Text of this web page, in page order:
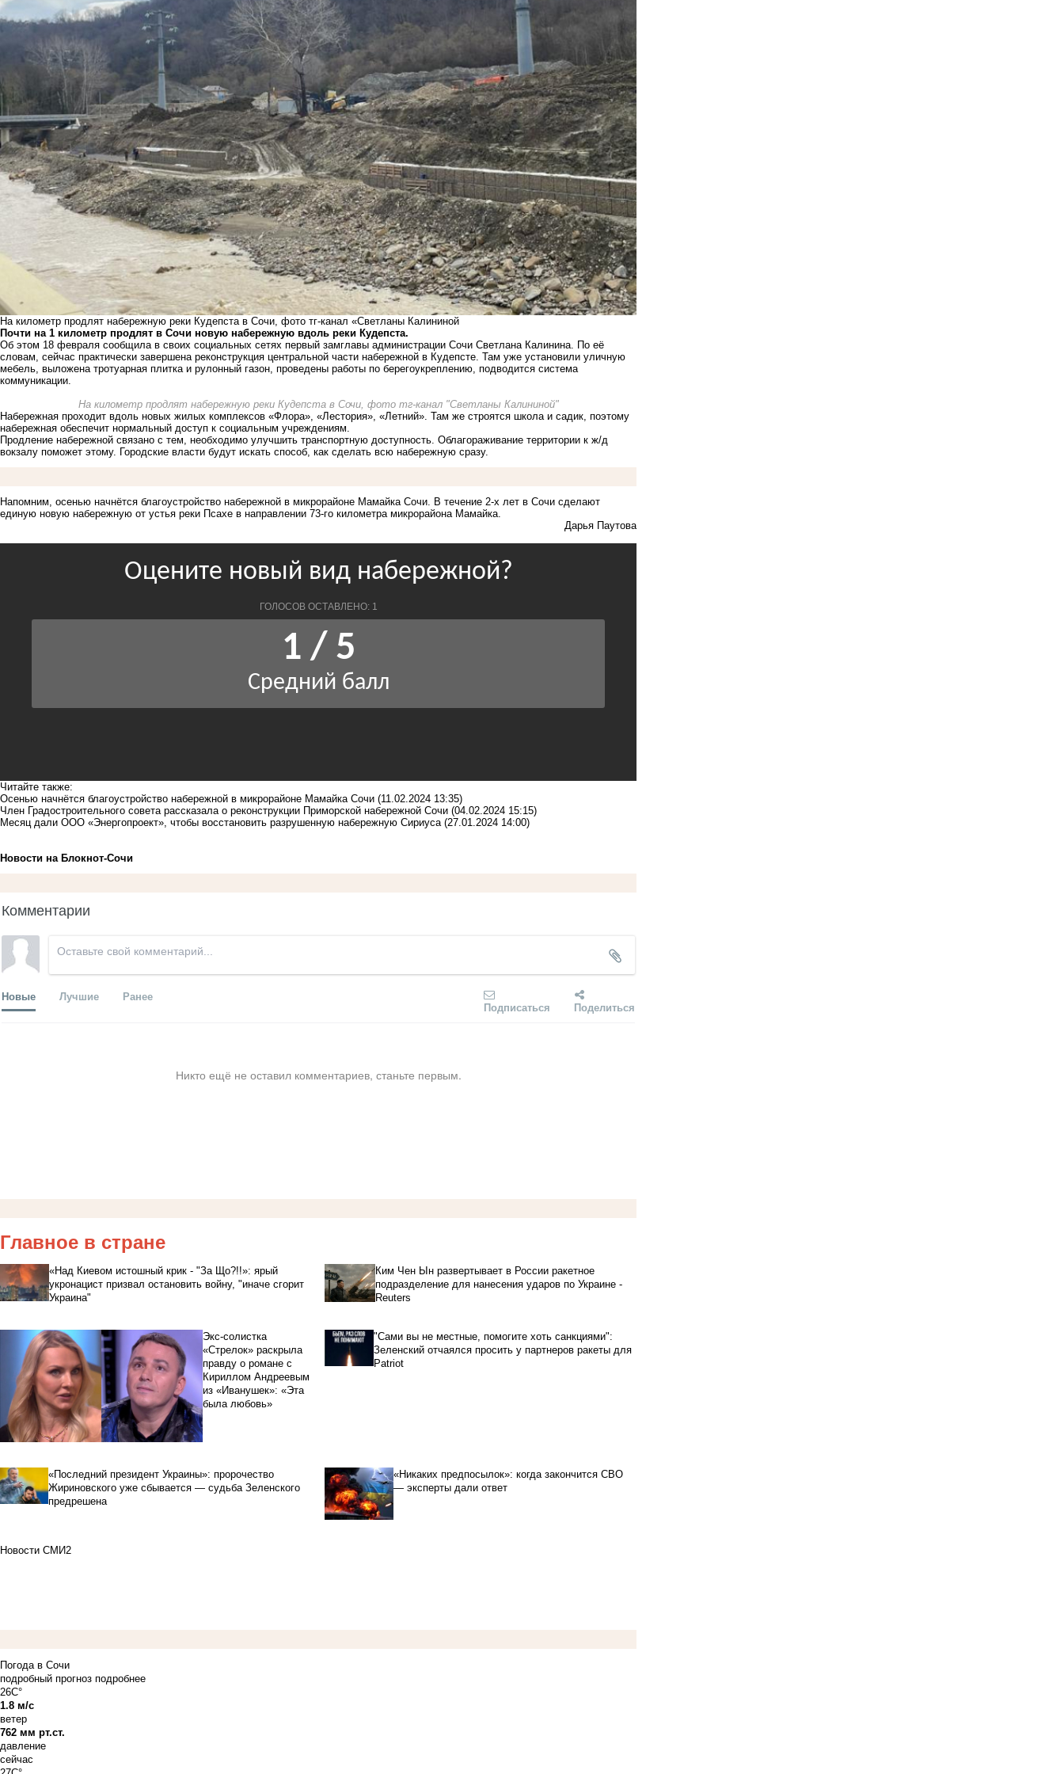
На километр продлят набережную реки Кудепста в Сочи, фото тг-канал «Светланы Калининой
Почти на 1 километр продлят в Сочи новую набережную вдоль реки Кудепста.
Об этом 18 февраля сообщила в своих социальных сетях первый замглавы администрации Сочи Светлана Калинина. По её
словам, сейчас практически завершена реконструкция центральной части набережной в Кудепсте. Там уже установили уличную
мебель, выложена тротуарная плитка и рулонный газон, проведены работы по берегоукреплению, подводится система
коммуникации.
На километр продлят набережную реки Кудепста в Сочи, фото тг-канал "Светланы Калининой"
Набережная проходит вдоль новых жилых комплексов «Флора», «Лестория», «Летний». Там же строятся школа и садик, поэтому
набережная обеспечит нормальный доступ к социальным учреждениям.
Продление набережной связано с тем, необходимо улучшить транспортную доступность. Облагораживание территории к ж/д
вокзалу поможет этому. Городские власти будут искать способ, как сделать всю набережную сразу.
Напомним, осенью начнётся благоустройство набережной в микрорайоне Мамайка Сочи. В течение 2-х лет в Сочи сделают
единую новую набережную от устья реки Псахе в направлении 73-го километра микрорайона Мамайка.
Дарья Паутова
Читайте также:
Осенью начнётся благоустройство набережной в микрорайоне Мамайка Сочи (11.02.2024 13:35)
Член Градостроительного совета рассказала о реконструкции Приморской набережной Сочи (04.02.2024 15:15)
Месяц дали ООО «Энергопроект», чтобы восстановить разрушенную набережную Сириуса (27.01.2024 14:00)
Новости на Блoкнoт-Сочи
Комментарии
Новые Лучшие Ранее
Подписаться Поделиться
Никто ещё не оставил комментариев, станьте первым.
Главное в стране
«Над Киевом истошный крик - "За Що?!!»: ярый
укронацист призвал остановить войну, "иначе сгорит
Украина"
Ким Чен Ын развертывает в России ракетное
подразделение для нанесения ударов по Украине -
Reuters
Экс-солистка
«Стрелок» раскрыла
правду о романе с
Кириллом Андреевым
из «Иванушек»: «Эта
была любовь»
"Сами вы не местные, помогите хоть санкциями":
Зеленский отчаялся просить у партнеров ракеты для
Patriot
«Последний президент Украины»: пророчество
Жириновского уже сбывается — судьба Зеленского
предрешена
«Никаких предпосылок»: когда закончится СВО
— эксперты дали ответ
Новости СМИ2
Погода в Сочи
подробный прогноз подробнее
26C°
1.8 м/с
ветер
762 мм рт.ст.
давление
сейчас